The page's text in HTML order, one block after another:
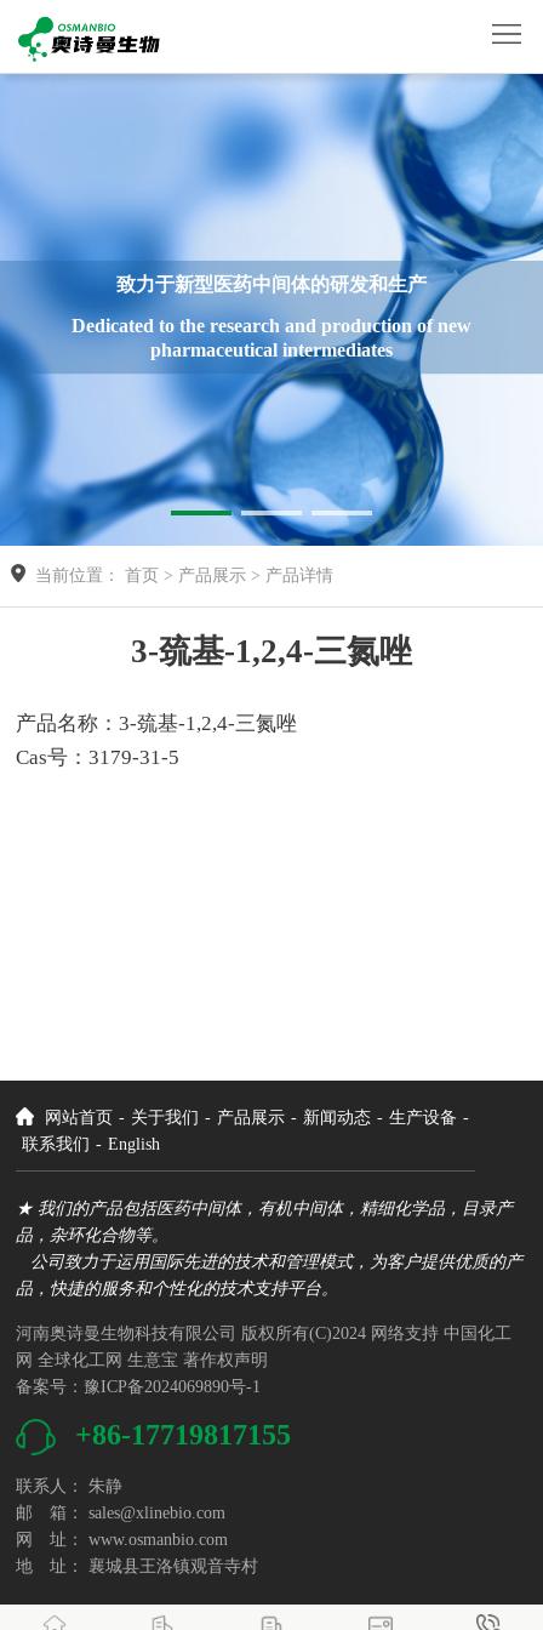
我
们
品
展
示
新
闻
动
生
产
备
联
我
们
致力于新型医药中间体的研发和生产
Dedicated to the research and production of new
pharmaceutical intermediates
当前位置： 首页 > 产品展示 > 产品详情
3-巯基-1,2,4-三氮唑
产品名称：3-巯基-1,2,4-三氮唑
Cas号：3179-31-5
网站首页 - 关于我们 - 产品展示 - 新闻动态 - 生产设备 -
联系我们 - English
★ 我们的产品包括医药中间体，有机中间体，精细化学品，目录产
品，杂环化合物等。
公司致力于运用国际先进的技术和管理模式，为客户提供优质的产
品，快捷的服务和个性化的技术支持平台。
河南奥诗曼生物科技有限公司 版权所有(C)2024 网络支持 中国化工
网 全球化工网 生意宝 著作权声明
备案号：豫ICP备2024069890号-1
+86-17719817155
联系人： 朱静
邮 箱：sales@xlinebio.com
网 址：www.osmanbio.com
地 址： 襄城县王洛镇观音寺村